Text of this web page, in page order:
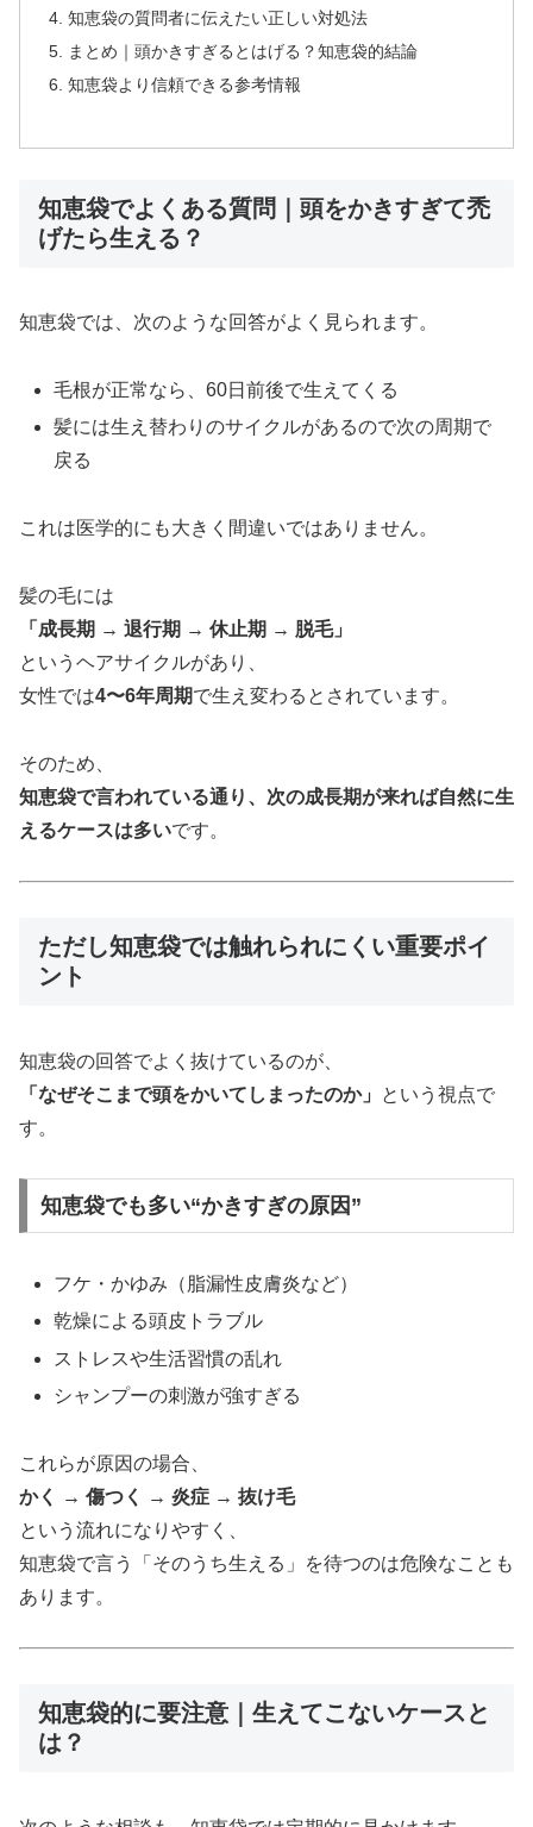
知恵袋の質問者に伝えたい正しい対処法
まとめ｜頭かきすぎるとはげる？知恵袋的結論
知恵袋より信頼できる参考情報
知恵袋でよくある質問｜頭をかきすぎて禿
げたら生える？
知恵袋では、次のような回答がよく見られます。
毛根が正常なら、60日前後で生えてくる
髪には生え替わりのサイクルがあるので次の周期で
戻る
これは医学的にも大きく間違いではありません。
髪の毛には
「成長期 → 退行期 → 休止期 → 脱毛」
というヘアサイクルがあり、
女性では4〜6年周期で生え変わるとされています。
そのため、
知恵袋で言われている通り、次の成長期が来れば自然に生
えるケースは多いです。
ただし知恵袋では触れられにくい重要ポイ
ント
知恵袋の回答でよく抜けているのが、
「なぜそこまで頭をかいてしまったのか」
という視点で
す。
知恵袋でも多い“かきすぎの原因”
フケ・かゆみ（脂漏性皮膚炎など）
乾燥による頭皮トラブル
ストレスや生活習慣の乱れ
シャンプーの刺激が強すぎる
これらが原因の場合、
かく → 傷つく → 炎症 → 抜け毛
という流れになりやすく、
知恵袋で言う「そのうち生える」を待つのは危険なことも
あります。
知恵袋的に要注意｜生えてこないケースと
は？